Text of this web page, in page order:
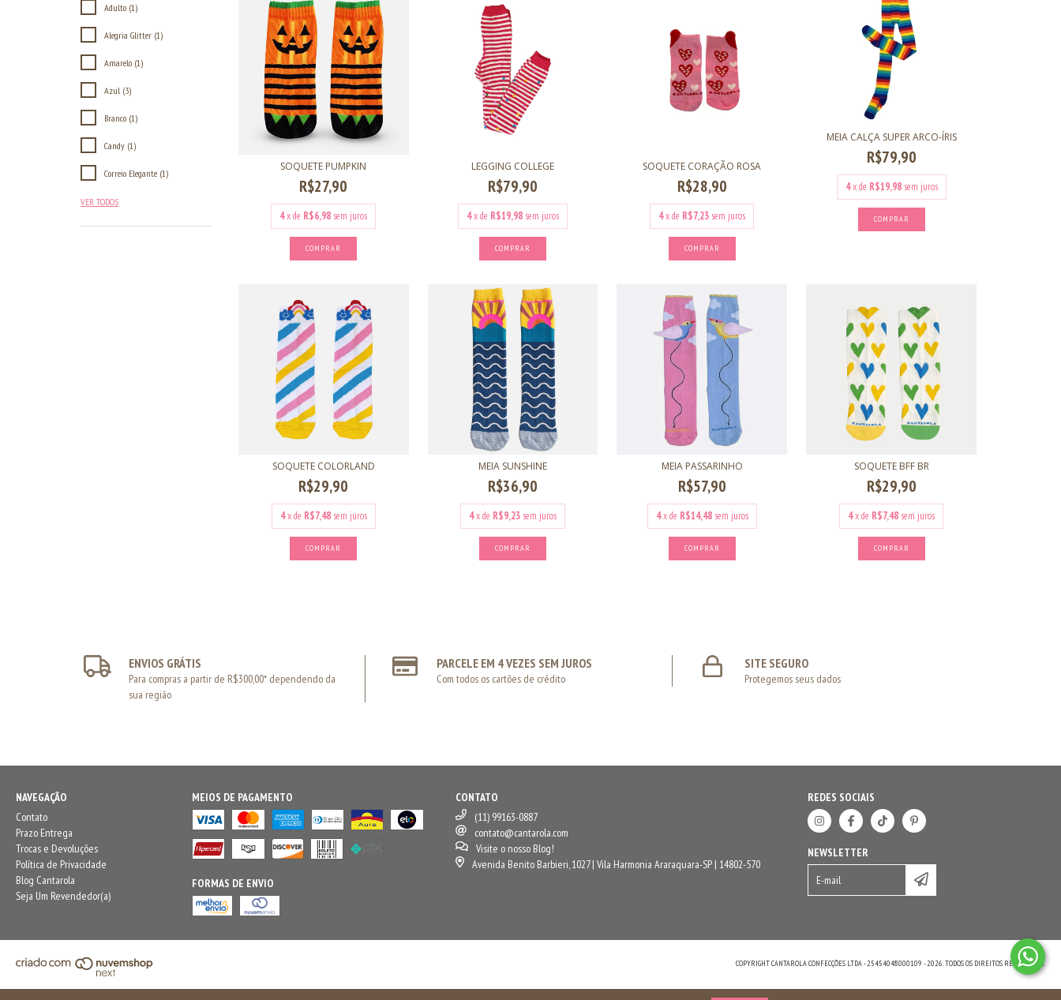
Adulto (1)
Alegria Glitter (1)
Amarelo (1)
Azul (3)
Branco (1)
Candy (1)
Correio Elegante (1)
VER TODOS
SOQUETE PUMPKIN
R$27,90
4x de R$6,98 sem juros
COMPRAR
LEGGING COLLEGE
R$79,90
4x de R$19,98 sem juros
COMPRAR
SOQUETE CORAÇÃO ROSA
R$28,90
4x de R$7,23 sem juros
COMPRAR
MEIA CALÇA SUPER ARCO-ÍRIS
R$79,90
4 x de R$19,98 sem juros
COMPRAR
SOQUETE COLORLAND
R$29,90
4x de R$7,48 sem juros
COMPRAR
MEIA SUNSHINE
R$36,90
4x de R$9,23 sem juros
COMPRAR
MEIA PASSARINHO
R$57,90
4x de R$14,48 sem juros
COMPRAR
SOQUETE BFF BR
R$29,90
4x de R$7,48 sem juros
COMPRAR
ENVIOS GRÁTIS
Para compras a partir de R$300,00* dependendo da
sua região
PARCELE EM 4 VEZES SEM JUROS
Com todos os cartões de crédito
SITE SEGURO
Protegemos seus dados
NAVEGAÇÃO
Contato
Prazo Entrega
Trocas e Devoluções
Política de Privacidade
Blog Cantarola
Seja Um Revendedor(a)
MEIOS DE PAGAMENTO
FORMAS DE ENVIO
CONTATO
(11) 99163-0887
contato@cantarola.com
Visite o nosso Blog!
Avenida Benito Barbieri, 1027 | Vila Harmonia Araraquara-SP | 14802-570
REDES SOCIAIS
NEWSLETTER
COPYRIGHT CANTAROLA CONFECÇÕES LTDA - 25454048000109 - 2026. TODOS OS DIREITOS RESERVADOS.